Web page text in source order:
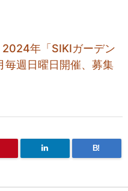
2024年「SIKIガーデン
毎週日曜日開催、募集
B!